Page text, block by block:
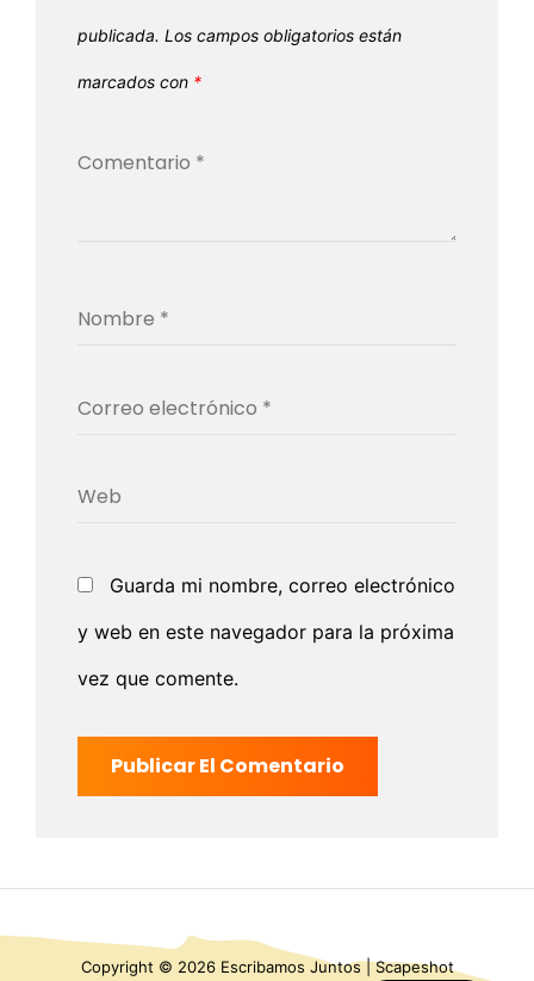
publicada. Los campos obligatorios están
marcados con *
Guarda mi nombre, correo electrónico
y web en este navegador para la próxima
vez que comente.
Copyright © 2026 Escribamos Juntos |Scapeshot